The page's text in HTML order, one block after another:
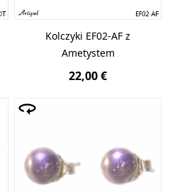
Kolczyki EF02-AF z
Ametystem
22,00 €